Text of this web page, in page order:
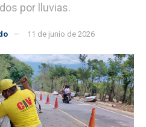
por lluvias.
11 de junio de 2026